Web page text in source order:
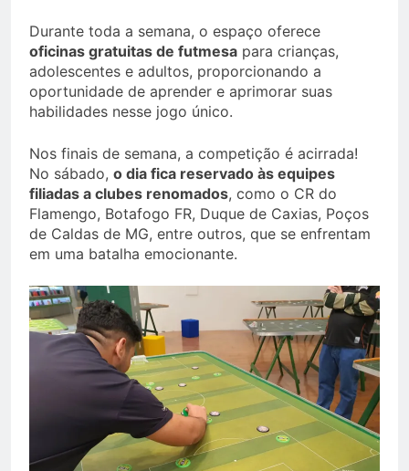
Durante toda a semana, o espaço oferece
oficinas gratuitas de futmesa para crianças,
adolescentes e adultos, proporcionando a
oportunidade de aprender e aprimorar suas
habilidades nesse jogo único.
Nos finais de semana, a competição é acirrada!
No sábado, o dia fica reservado às equipes
filiadas a clubes renomados, como o CR do
Flamengo, Botafogo FR, Duque de Caxias, Poços
de Caldas de MG, entre outros, que se enfrentam
em uma batalha emocionante.